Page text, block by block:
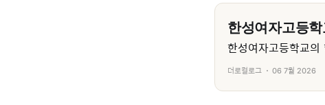
한성여자고등
한성여자고등학교의
더로컬로그 06 7월 2026